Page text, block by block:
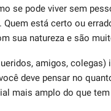
se pode viver sem
está certo ou
sua natureza e são
amigos, colegas)
deve pensar no
mais amplo do que tem